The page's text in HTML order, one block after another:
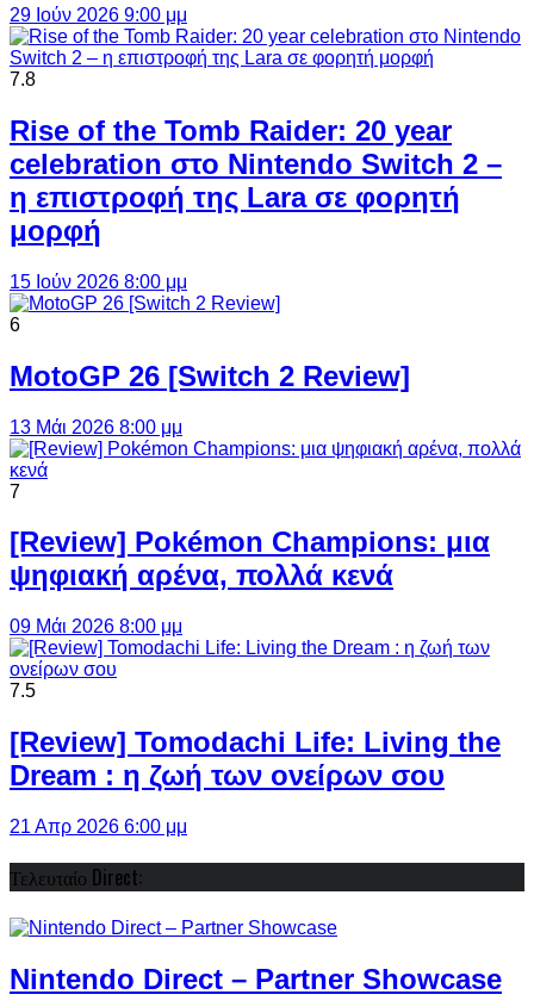
29 Ιούν 2026 9:00 μμ
7.8
Rise of the Tomb Raider: 20 year
celebration στο Nintendo Switch 2 –
η επιστροφή της Lara σε φορητή
μορφή
15 Ιούν 2026 8:00 μμ
6
MotoGP 26 [Switch 2 Review]
13 Μάι 2026 8:00 μμ
7
[Review] Pokémon Champions: μια
ψηφιακή αρένα, πολλά κενά
09 Μάι 2026 8:00 μμ
7.5
[Review] Tomodachi Life: Living the
Dream : η ζωή των ονείρων σου
21 Απρ 2026 6:00 μμ
Τελευταίο Direct:
Nintendo Direct – Partner Showcase